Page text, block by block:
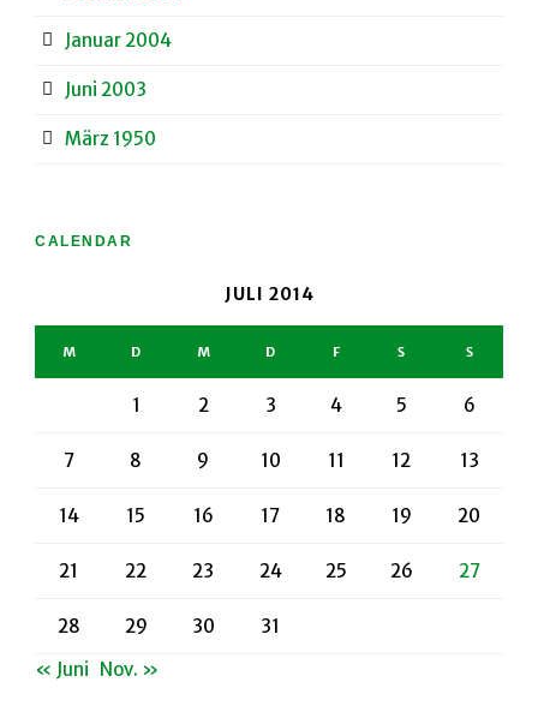
Januar 2004
Juni 2003
März 1950
CALENDAR
JULI 2014
M D M D F S S
1 2 3 4 5 6
7 8 9 10 11 12 13
14 15 16 17 18 19 20
21 22 23 24 25 26 27
28 29 30
31
« Juni Nov. »